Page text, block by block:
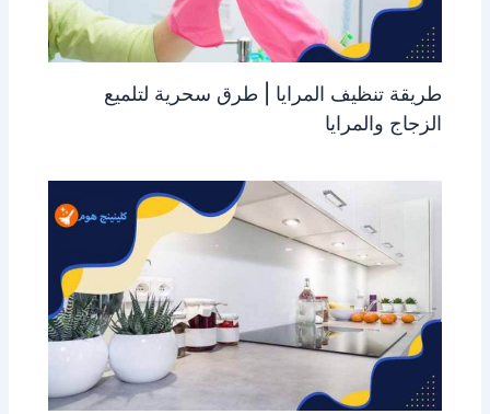
طريقة تنظيف المرايا | طرق سحرية لتلميع
الزجاج والمرايا